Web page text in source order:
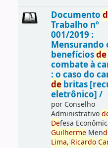
Documento
Trabalho nº
001/2019 :
Mensurando
benefíciosde
combate à
: o caso do
debritas
eletrônico] /
por Conselho
Administrativo
Defesa
GuilhermeMen
Lima, Ricardo